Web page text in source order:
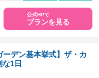
公式HPで
プランを見る
ーデン基本挙式】ザ・カ
1日